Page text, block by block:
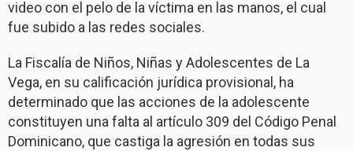
video con el pelo de la víctima en las manos, el cual
fue subido a las redes sociales.
La Fiscalía de Niños, Niñas y Adolescentes de La
Vega, en su calificación jurídica provisional, ha
determinado que las acciones de la adolescente
constituyen una falta al artículo 309 del Código Penal
Dominicano, que castiga la agresión en todas sus